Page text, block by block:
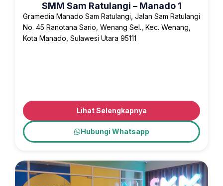
SMM Sam Ratulangi – Manado 1
Gramedia Manado Sam Ratulangi, Jalan Sam Ratulangi
No. 45 Ranotana Sario, Wenang Sel., Kec. Wenang,
Kota Manado, Sulawesi Utara 95111
Lihat Selengkapnya
Hubungi Whatsapp